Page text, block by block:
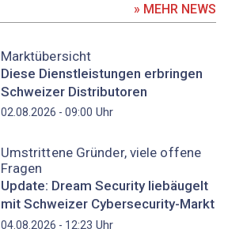
» MEHR NEWS
Marktübersicht
Diese Dienstleistungen erbringen
Schweizer Distributoren
02.08.2026 - 09:00 Uhr
Umstrittene Gründer, viele offene
Fragen
Update: Dream Security liebäugelt
mit Schweizer Cybersecurity-Markt
04.08.2026 - 12:23 Uhr